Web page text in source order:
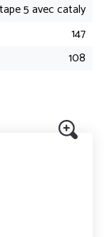
5 avec cataly
147
108